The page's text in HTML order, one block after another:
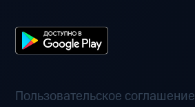
Пользовательское соглашение